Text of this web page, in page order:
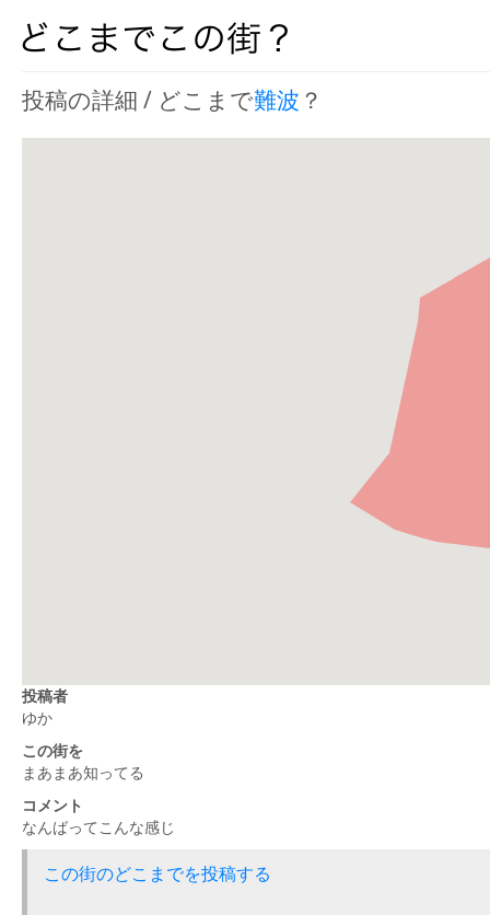
投稿の詳細 / どこまで難波 ？
投稿者
ゆか
この街を
まあまあ知ってる
コメント
なんばってこんな感じ
この街のどこまでを投稿する